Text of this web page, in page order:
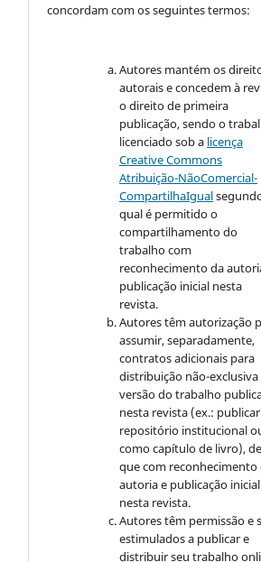
concordam com os seguintes termos:
Autores mantém os
autorais e concedem à
o direito de primeira
publicação, sendo o
licenciado sob a licença
Creative Commons
Atribuição-NãoComercial-
CompartilhaIgual
qual é permitido o
compartilhamento do
trabalho com
reconhecimento da
publicação inicial nesta
revista.
Autores têm autorização
assumir, separadamente,
contratos adicionais para
distribuição não-exclusiva
versão do trabalho
nesta revista (ex.:
repositório institucional
como capítulo de livro),
que com reconhecimento
autoria e publicação inicial
nesta revista.
Autores têm permissão e
estimulados a publicar e
distribuir seu trabalho